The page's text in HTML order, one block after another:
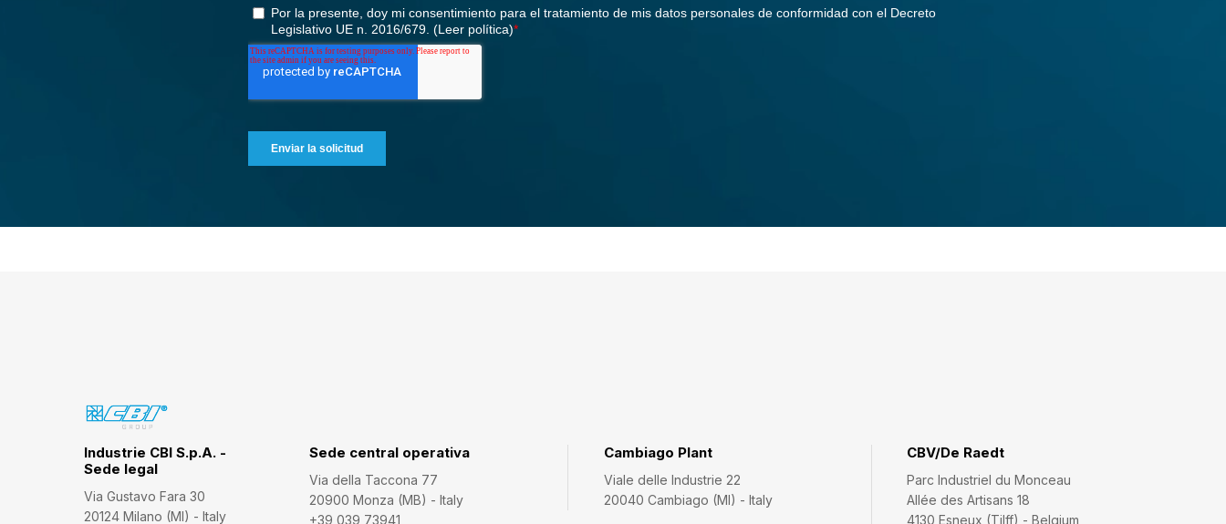
Industrie CBI S.p.A. -
Sede legal
Via Gustavo Fara 30
20124 Milano (MI) - Italy
Sede central operativa
Via della Taccona 77
20900 Monza (MB) - Italy
+39 039 73941
Cambiago Plant
Viale delle Industrie 22
20040 Cambiago (MI) - Italy
CBV/De Raedt
Parc Industriel du Monceau
Allée des Artisans 18
4130 Esneux (Tilff) - Belgium